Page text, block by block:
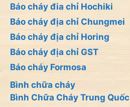
Báo cháy đia chỉ Hochiki
Báo cháy địa chỉ Chungmei
Báo cháy địa chỉ Horing
Báo cháy địa chỉ GST
Báo cháy Formosa
Bình chữa cháy
Bình Chữa Cháy Trung Quốc